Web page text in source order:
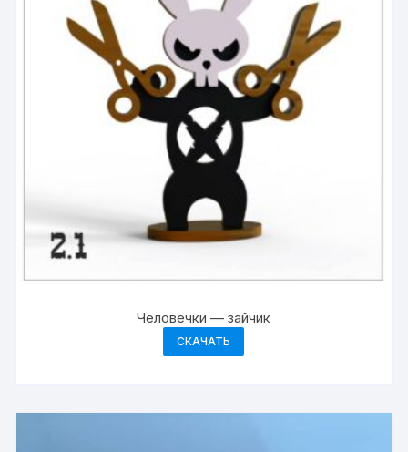
Человечки — зайчик
СКАЧАТЬ